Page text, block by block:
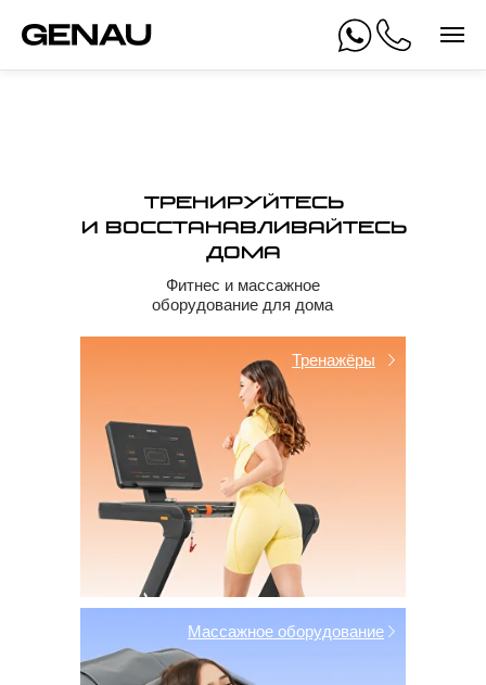
Фитнес и массажное
оборудование для дома
Тренируйтесь
и восстанавливайтесь
дома
Тренажёры
Массажное оборудование